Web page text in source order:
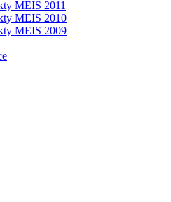
MEIS 2011
MEIS 2010
MEIS 2009